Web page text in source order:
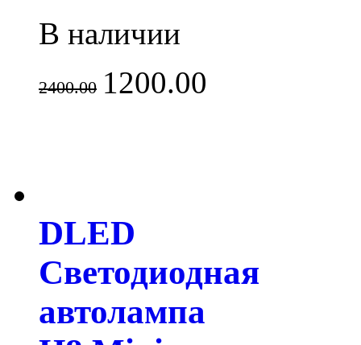
В наличии
2400.00 1200.00
DLED
Светодиодная
автолампа